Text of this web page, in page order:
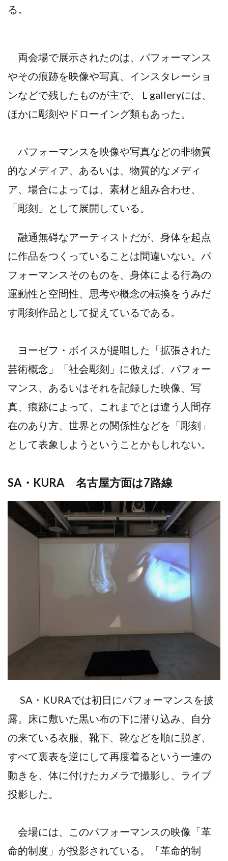
る。
両会場で展示されたのは、パフォーマンス
やその痕跡を映像や写真、インスタレーショ
ンなどで残したものが主で、 L galleryには、
ほかに彫刻やドローイング類もあった。
パフォーマンスを映像や写真などの非物質
的なメディア、あるいは、物質的なメディ
ア、場合によっては、素材と組み合わせ、
「彫刻」として展開している。
融通無碍なアーティストだが、身体を起点
に作品をつくっていることは間違いない。パ
フォーマンスそのものを、身体による行為の
運動性と空間性、思考や概念の転換をうみだ
す彫刻作品として捉えているである。
ヨーゼフ・ボイスが提唱した「拡張された
芸術概念」「社会彫刻」に倣えば、パフォー
マンス、あるいはそれを記録した映像、写
真、痕跡によって、これまでとは違う人間存
在のあり方、世界との関係性などを「彫刻」
として表象しようということかもしれない。
SA・KURA 名古屋方面は7路線
SA・KURAでは初日にパフォーマンスを披
露。床に敷いた黒い布の下に潜り込み、自分
の来ている衣服、靴下、靴などを順に脱ぎ、
すべて裏表を逆にして再度着るという一連の
動きを、体に付けたカメラで撮影し、ライブ
投影した。
会場には、このパフォーマンスの映像「革
命的制度」が投影されている。「革命的制